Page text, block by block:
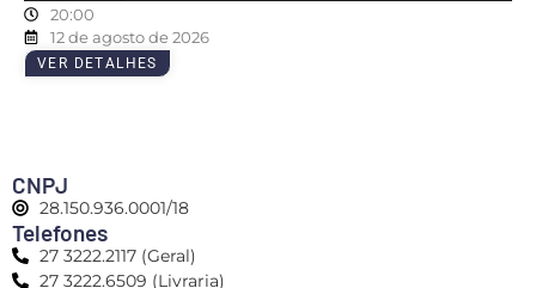
20:00
12 de agosto de 2026
VER DETALHES
CNPJ
28.150.936.0001/18
Telefones
27 3222.2117 (Geral)
27 3222.6509 (Livraria)